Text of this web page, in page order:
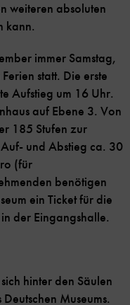
weiteren absoluten
kann.
immer Samstag,
statt. Die erste
Aufstieg um 16 Uhr.
auf Ebene 3. Von
185 Stufen zur
und Abstieg ca. 30
(für
benötigen
ein Ticket für die
der Eingangshalle.
hinter den Säulen
Museums.